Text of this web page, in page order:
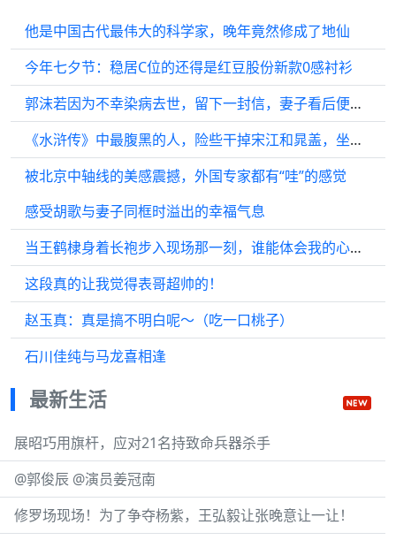
他是中国古代最伟大的科学家，晚年竟然修成了地仙
今年七夕节：稳居C位的还得是红豆股份新款0感衬衫
郭沫若因为不幸染病去世，留下一封信，妻子看后便自缢身亡了
《水浒传》中最腹黑的人，险些干掉宋江和晁盖，坐上第一把交椅
被北京中轴线的美感震撼，外国专家都有“哇”的感觉
感受胡歌与妻子同框时溢出的幸福气息
当王鹤棣身着长袍步入现场那一刻，谁能体会我的心情，我简直感动得泪目了！
这段真的让我觉得表哥超帅的！
赵玉真：真是搞不明白呢～（吃一口桃子）
石川佳纯与马龙喜相逢
最新生活
展昭巧用旗杆，应对21名持致命兵器杀手
@郭俊辰 @演员姜冠南
修罗场现场！为了争夺杨紫，王弘毅让张晚意让一让！